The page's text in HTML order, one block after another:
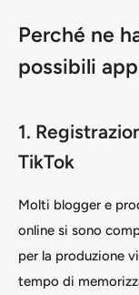
Perché ne
possibili
1.
TikTok
Molti blogger e
online si sono
per la produzione
tempo di